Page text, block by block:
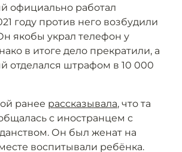
официально работал
году против него возбудили
якобы украл телефон у
в итоге дело прекратили, а
отделался штрафом в 10 000
ранее рассказывала, что та
с иностранцем с
Он был женат на
воспитывали ребёнка.